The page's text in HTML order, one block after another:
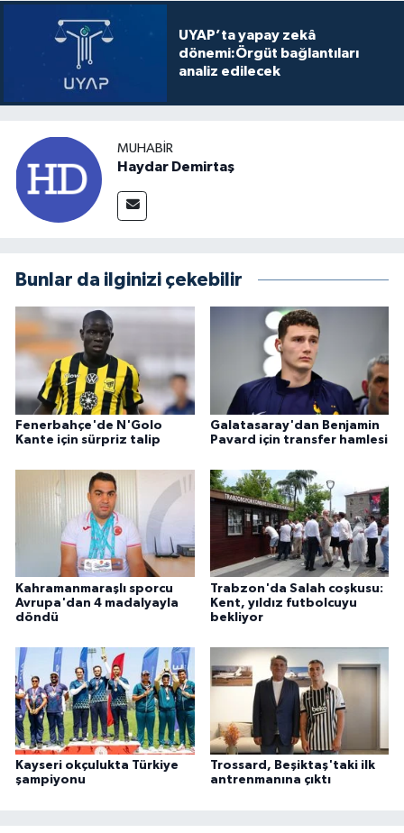
UYAP’ta yapay zekâ
dönemi:Örgüt bağlantıları
analiz edilecek
MUHABIR
Haydar Demirtaş
Bunlar da ilginizi çekebilir
Fenerbahçe'de N'Golo
Kante için sürpriz talip
Galatasaray'dan Benjamin
Pavard için transfer hamlesi
Kahramanmaraşlı sporcu
Avrupa'dan 4 madalyayla
döndü
Trabzon'da Salah coşkusu:
Kent, yıldız futbolcuyu
bekliyor
Kayseri okçulukta Türkiye
şampiyonu
Trossard, Beşiktaş'taki ilk
antrenmanına çıktı